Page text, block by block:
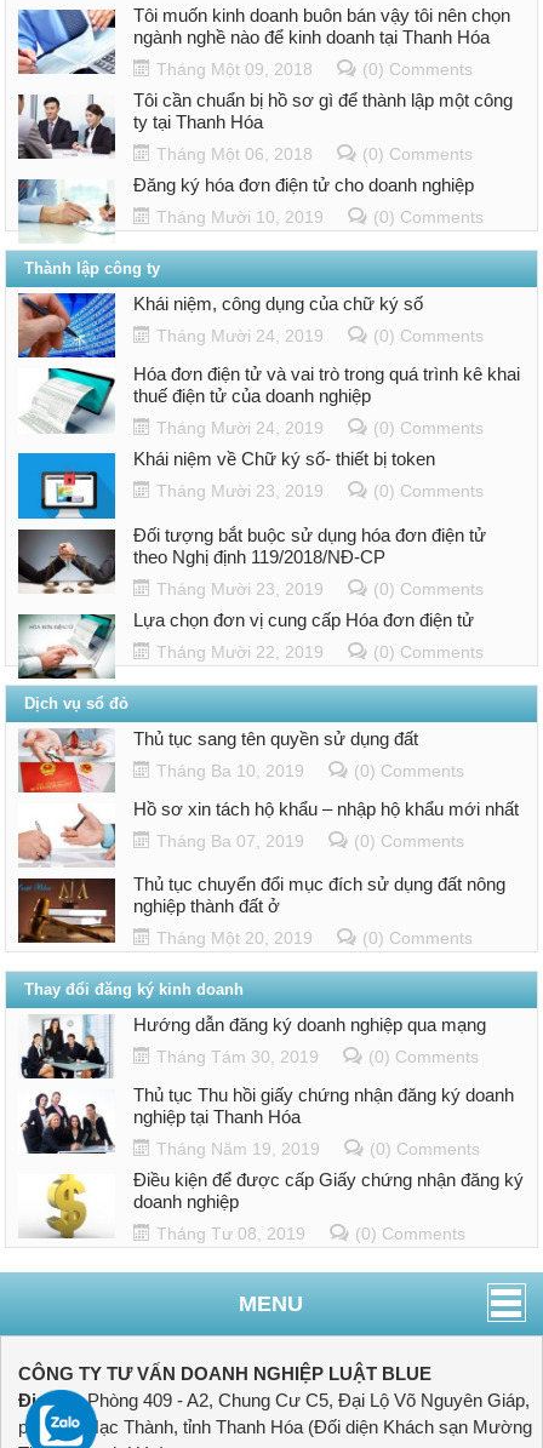
Tôi muốn kinh doanh buôn bán vậy tôi nên chọn
ngành nghề nào để kinh doanh tại Thanh Hóa
Tháng Một 09, 2018 (0) Comments
Tôi cần chuẩn bị hồ sơ gì để thành lập một công
ty tại Thanh Hóa
Tháng Một 06, 2018 (0) Comments
Đăng ký hóa đơn điện tử cho doanh nghiệp
Tháng Mười 10, 2019 (0) Comments
Thành lập công ty
Khái niệm, công dụng của chữ ký số
Tháng Mười 24, 2019 (0) Comments
Hóa đơn điện tử và vai trò trong quá trình kê khai
thuế điện tử của doanh nghiệp
Tháng Mười 24, 2019 (0) Comments
Khái niệm về Chữ ký số- thiết bị token
Tháng Mười 23, 2019 (0) Comments
Đối tượng bắt buộc sử dụng hóa đơn điện tử
theo Nghị định 119/2018/NĐ-CP
Tháng Mười 23, 2019 (0) Comments
Lựa chọn đơn vị cung cấp Hóa đơn điện tử
Tháng Mười 22, 2019 (0) Comments
Dịch vụ sổ đỏ
Thủ tục sang tên quyền sử dụng đất
Tháng Ba 10, 2019 (0) Comments
Hồ sơ xin tách hộ khẩu – nhập hộ khẩu mới nhất
Tháng Ba 07, 2019 (0) Comments
Thủ tục chuyển đổi mục đích sử dụng đất nông
nghiệp thành đất ở
Tháng Một 20, 2019 (0) Comments
Thay đổi đăng ký kinh doanh
Hướng dẫn đăng ký doanh nghiệp qua mạng
Tháng Tám 30, 2019 (0) Comments
Thủ tục Thu hồi giấy chứng nhận đăng ký doanh
nghiệp tại Thanh Hóa
Tháng Năm 19, 2019 (0) Comments
Điều kiện để được cấp Giấy chứng nhận đăng ký
doanh nghiệp
Tháng Tư 08, 2019 (0) Comments
MENU
CÔNG TY TƯ VẤN DOANH NGHIỆP LUẬT BLUE
Địa chỉ:Phòng 409 - A2, Chung Cư C5, Đại Lộ Võ Nguyên Giáp,
phường Hạc Thành, tỉnh Thanh Hóa (Đối diện Khách sạn Mường